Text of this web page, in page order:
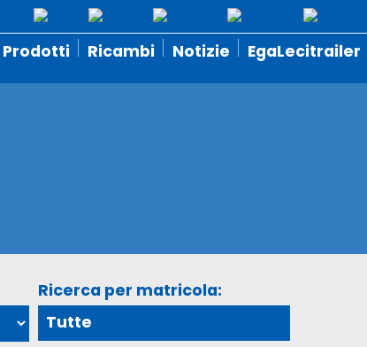
Prodotti Ricambi Notizie EgaLecitrailer
Ricerca per matricola: